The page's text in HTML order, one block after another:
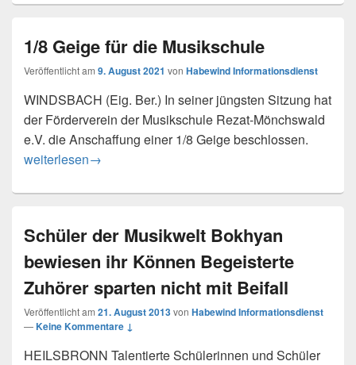
1/8 Geige für die Musikschule
Veröffentlicht am 9. August 2021 von Habewind Informationsdienst
WINDSBACH (Eig. Ber.) In seiner jüngsten Sitzung hat
der Förderverein der Musikschule Rezat-Mönchswald
e.V. die Anschaffung einer 1/8 Geige beschlossen.
1/8 Geige für die Musikschule
weiterlesen→
Schüler der Musikwelt Bokhyan
bewiesen ihr Können Begeisterte
Zuhörer sparten nicht mit Beifall
Veröffentlicht am 21. August 2013von Habewind Informationsdienst
—Keine Kommentare ↓
HEILSBRONN Talentierte Schülerinnen und Schüler